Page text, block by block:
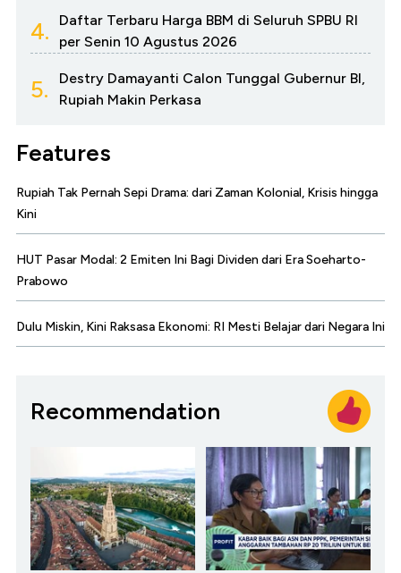
4.
Daftar Terbaru Harga BBM di Seluruh SPBU RI
per Senin 10 Agustus 2026
5.
Destry Damayanti Calon Tunggal Gubernur BI,
Rupiah Makin Perkasa
Features
Rupiah Tak Pernah Sepi Drama: dari Zaman Kolonial, Krisis hingga
Kini
HUT Pasar Modal: 2 Emiten Ini Bagi Dividen dari Era Soeharto-
Prabowo
Dulu Miskin, Kini Raksasa Ekonomi: RI Mesti Belajar dari Negara Ini
Recommendation